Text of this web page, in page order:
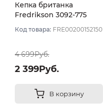
Кепка британка
Fredrikson 3092-775
размер 57
Код товара: FRE00200152150
4 699Руб.
2 399Руб.
В корзину